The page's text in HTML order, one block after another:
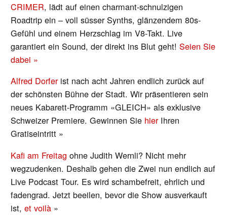
CRIMER, lädt auf einen charmant-schnulzigen
Roadtrip ein – voll süsser Synths, glänzendem 80s-
Gefühl und einem Herzschlag im V8-Takt. Live
garantiert ein Sound, der direkt ins Blut geht!Seien Sie
dabei »
Alfred Dorferist nach acht Jahren endlich zurück auf
der schönsten Bühne der Stadt. Wir präsentieren sein
neues Kabarett-Programm «GLEICH» als exklusive
Schweizer Premiere. Gewinnen Sie hierIhren
Gratiseintritt »
Kafi am Freitag ohne Judith Wernli? Nicht mehr
wegzudenken. Deshalb gehen die Zwei nun endlich auf
Live Podcast Tour. Es wird schambefreit, ehrlich und
fadengrad. Jetzt beeilen, bevor die Show ausverkauft
ist,et voilà »